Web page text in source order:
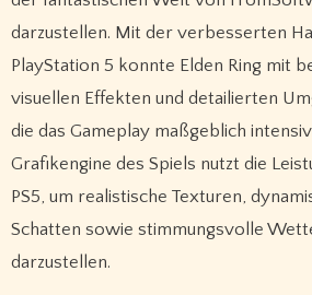
darzustellen. Mit der verbesserten
PlayStation 5 konnte Elden Ring mit
visuellen Effekten und detailierten
die das Gameplay maßgeblich
Grafikengine des Spiels nutzt die
PS5, um realistische Texturen,
Schatten sowie stimmungsvolle
darzustellen.